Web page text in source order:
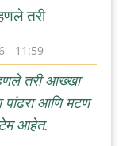
तरी
- 11:59
तरी आख्खा
पांढरा आणि मटण
आहेत.